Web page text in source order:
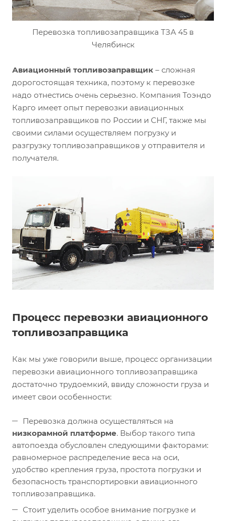
Перевозка топливозаправщика ТЗА 45 в
Челябинск
Авиационный топливозаправщик – сложная
дорогостоящая техника, поэтому к перевозке
надо отнестись очень серьезно. Компания Тоэндо
Карго имеет опыт перевозки авиационных
топливозаправщиков по России и СНГ, также мы
своими силами осуществляем погрузку и
разгрузку топливозаправщиков у отправителя и
получателя.
Процесс перевозки авиационного
топливозаправщика
Как мы уже говорили выше, процесс организации
перевозки авиационного топливозаправщика
достаточно трудоемкий, ввиду сложности груза и
имеет свои особенности:
Перевозка должна осуществляться на
низкорамной платформе. Выбор такого типа
автопоезда обусловлен следующими факторами:
равномерное распределение веса на оси,
удобство крепления груза, простота погрузки и
безопасность транспортировки авиационного
топливозаправщика.
Стоит уделить особое внимание погрузке и